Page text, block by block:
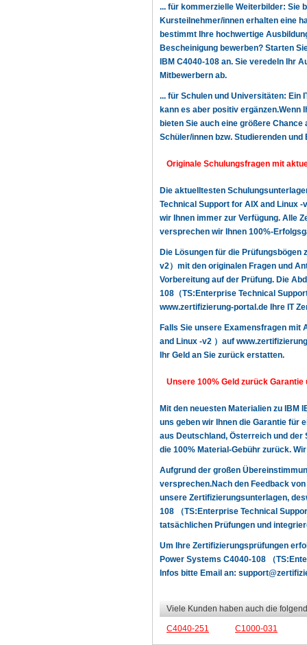
... für kommerzielle Weiterbilder: Sie
Kursteilnehmer/innen erhalten eine
bestimmt Ihre hochwertige
Bescheinigung bewerben? Starten
IBM C4040-108 an. Sie veredeln Ihr
Mitbewerbern ab.
... für Schulen und Universitäten: Ein
kann es aber positiv
bieten Sie auch eine größere
Schüler/innen bzw. Studierenden
Originale Schulungsfragen mit
Die aktuelltesten
Technical Support for AIX and Linux
wir Ihnen immer zur Verfügung. Alle
versprechen wir Ihnen 100%-
Die Lösungen für die Prüfungsbögen
v2）mit den originalen Fragen und
Vorbereitung auf der Prüfung. Die
108（TS:Enterprise Technical
www.zertifizierung-portal.de Ihre IT
Falls Sie unsere Examensfragen mit
and Linux -v2 ）auf
Ihr Geld an Sie zurück erstatten.
Unsere 100% Geld zurück
Mit den neuesten Materialien zu IBM
uns geben wir Ihnen die Garantie für
aus Deutschland, Österreich und der
die 100% Material-Gebühr zurück.
Aufgrund der großen
versprechen.Nach den Feedback
unsere Zertifizierungsunterlagen,
108 （TS:Enterprise Technical
tatsächlichen Prüfungen und
Um Ihre Zertifizierungsprüfungen
Power Systems C4040-108 （
Infos bitte Email an:
Viele Kunden haben auch die
C4040-251 C1000-031